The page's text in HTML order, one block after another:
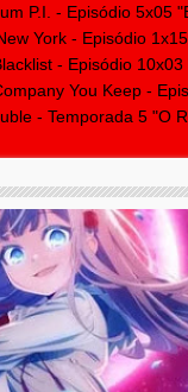
P.I. - Episódio 5x05
York - Episódio 1x15
- Episódio 10x03
You Keep -
- Temporada 5 "O